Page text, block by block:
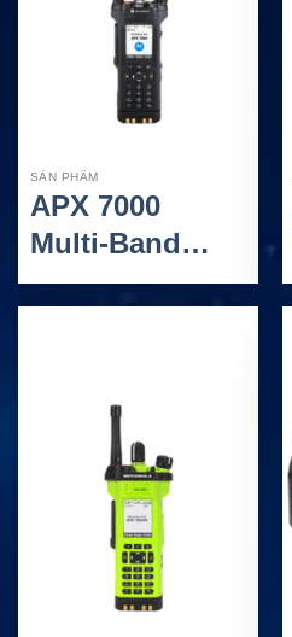
SẢN PHẨM
APX 7000
Multi-Band
Portable Radio